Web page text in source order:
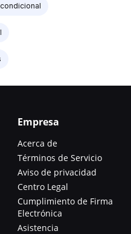
Empresa
Acerca de
Términos de Servicio
Aviso de privacidad
Centro Legal
Cumplimiento de Firma
Electrónica
Asistencia